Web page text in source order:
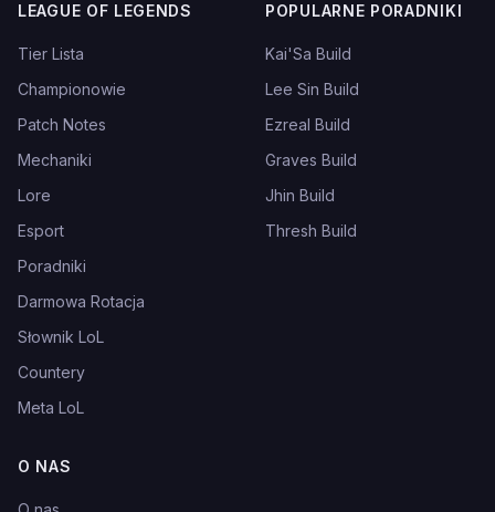
LEAGUE OF LEGENDS
Tier Lista
Championowie
Patch Notes
Mechaniki
Lore
Esport
Poradniki
Darmowa Rotacja
Słownik LoL
Countery
Meta LoL
POPULARNE PORADNIKI
Kai'Sa Build
Lee Sin Build
Ezreal Build
Graves Build
Jhin Build
Thresh Build
O NAS